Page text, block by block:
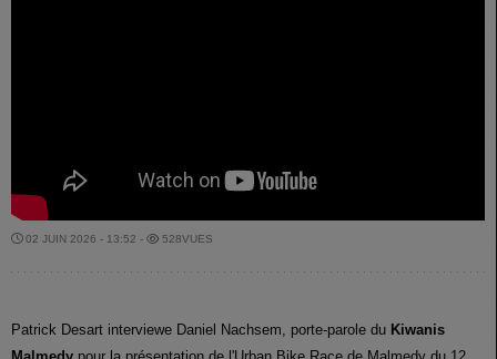
02 JUIN 2026 - 13:52 - 528VUES
Patrick Desart interviewe Daniel Nachsem, porte-parole du Kiwanis